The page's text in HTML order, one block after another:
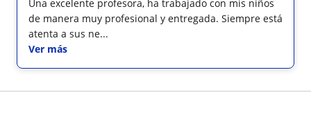
Una excelente profesora, ha trabajado con mis niños
de manera muy profesional y entregada. Siempre está
atenta a sus ne...
Ver más